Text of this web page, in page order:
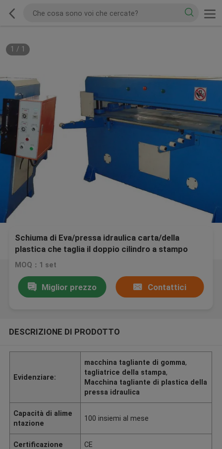
1 / 1
Schiuma di Eva/pressa idraulica carta/della
plastica che taglia il doppio cilindro a stampo
tagliente a macchina dell'olio
MOQ：1 set
Miglior prezzo Contattici
DESCRIZIONE DI PRODOTTO
Evidenziare:
macchina tagliante di gomma,
tagliatrice della stampa,
Macchina tagliante di plastica della
pressa idraulica
Capacità di alime
ntazione
100 insiemi al mese
Certificazione CE